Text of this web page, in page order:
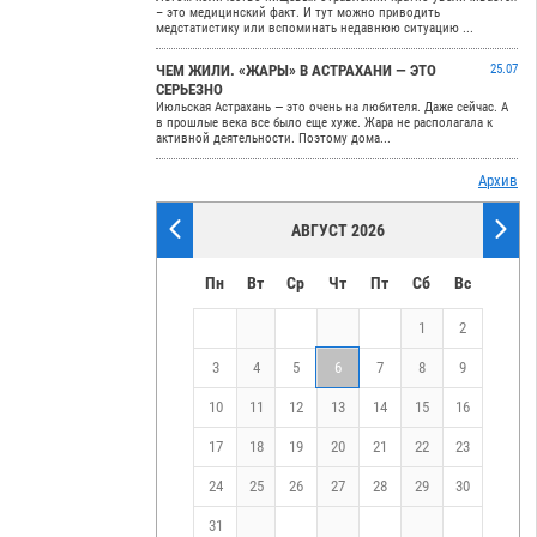
– это медицинский факт. И тут можно приводить
медстатистику или вспоминать недавнюю ситуацию ...
ЧЕМ ЖИЛИ. «ЖАРЫ» В АСТРАХАНИ — ЭТО
СЕРЬЕЗНО
25.07
Июльская Астрахань — это очень на любителя. Даже сейчас. А
в прошлые века все было еще хуже. Жара не располагала к
активной деятельности. Поэтому дома...
Архив
АВГУСТ 2026
Пн Вт Ср Чт Пт Сб Вс
1 2
3 4 5 6 7 8 9
10 11 12 13 14 15 16
17 18 19 20 21 22 23
24 25 26 27 28 29 30
31